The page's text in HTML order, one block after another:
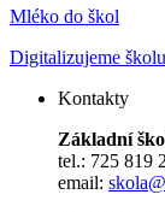
Mléko do škol
Digitalizujeme školu
Kontakty
Základní
tel.: 725 819
email: